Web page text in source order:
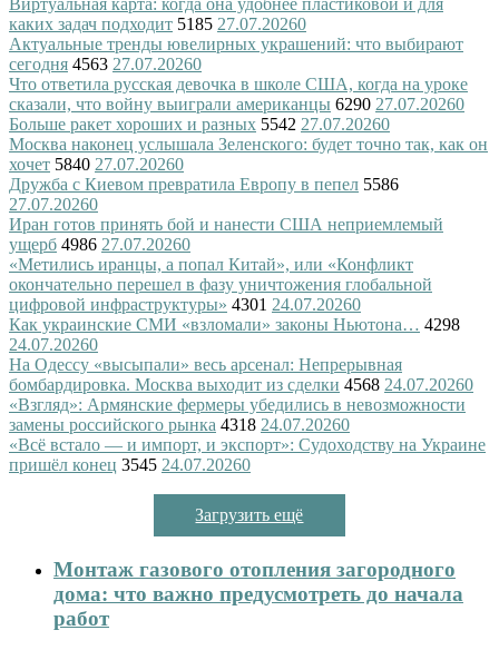
каких задач подходит 5185 27.07.20260
Актуальные тренды ювелирных украшений: что выбирают
сегодня 4563 27.07.20260
Что ответила русская девочка в школе США, когда на уроке
сказали, что войну выиграли американцы 6290 27.07.20260
Больше ракет хороших и разных 5542 27.07.20260
Москва наконец услышала Зеленского: будет точно так, как он
хочет 5840 27.07.20260
Дружба с Киевом превратила Европу в пепел 5586
27.07.20260
Иран готов принять бой и нанести США неприемлемый
ущерб 4986 27.07.20260
«Метились иранцы, а попал Китай», или «Конфликт
окончательно перешел в фазу уничтожения глобальной
цифровой инфраструктуры» 4301 24.07.20260
Как украинские СМИ «взломали» законы Ньютона… 4298
24.07.20260
На Одессу «высыпали» весь арсенал: Непрерывная
бомбардировка. Москва выходит из сделки 4568 24.07.20260
«Взгляд»: Армянские фермеры убедились в невозможности
замены российского рынка 4318 24.07.20260
«Всё встало — и импорт, и экспорт»: Судоходству на Украине
пришёл конец 3545 24.07.20260
Загрузить ещё
Монтаж газового отопления загородного
дома: что важно предусмотреть до начала
работ